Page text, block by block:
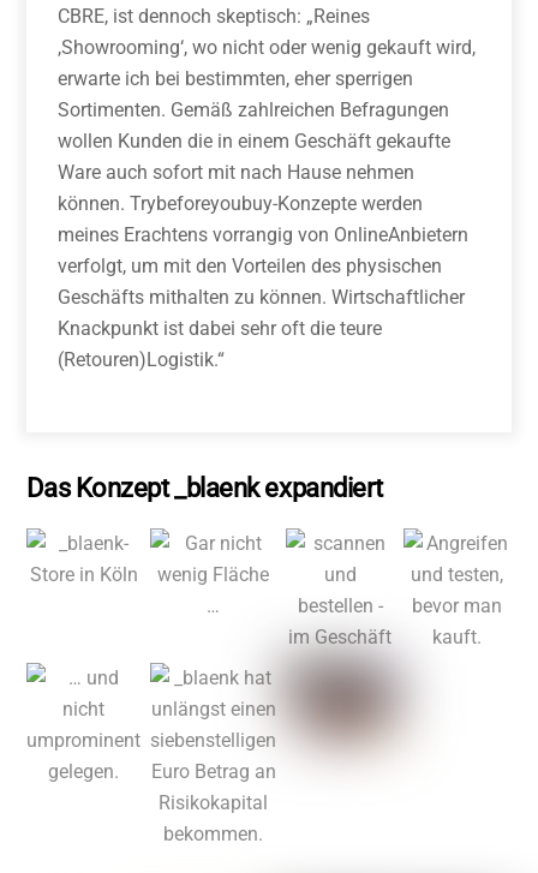
CBRE, ist dennoch skep­tisch: „Reines
,Showrooming‘, wo nicht oder wenig gekauft wird,
erwarte ich bei bestimmten, eher sperrigen
Sortimenten. Gemäß zahlreichen Befragungen
wollen Kunden die in einem Geschäft gekaufte
Ware auch sofort mit nach Hause nehmen
können. Try­before­you­buy-­Konzepte werden
meines Erachtens vorrangig von Online­Anbietern
verfolgt, um mit den Vorteilen des physischen
Geschäfts mithalten zu können. Wirtschaftlicher
Knackpunkt ist dabei sehr oft die teure
(Retouren­)Logistik.“
Das Konzept _blaenk expandiert